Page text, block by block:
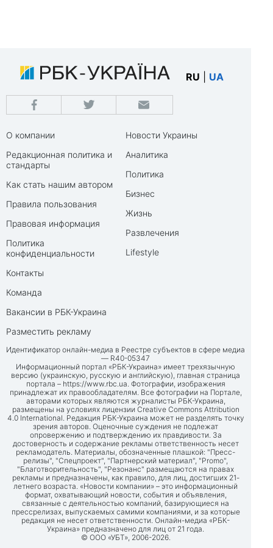
RU UA
О компании
Редакционная политика и
стандарты
Как стать нашим автором
Правила пользования
Правовая информация
Политика
конфиденциальности
Контакты
Команда
Вакансии в РБК-Украина
Разместить рекламу
Новости Украины
Аналитика
Политика
Бизнес
Жизнь
Развлечения
Lifestyle
Идентификатор онлайн-медиа в Реестре субъектов в сфере медиа
— R40-05347
Информационный портал «РБК-Украина» имеет трехязычную
версию (украинскую, русскую и английскую), главная страница
портала – https://www.rbc.ua . Фотографии, изображения
принадлежат их правообладателям. Все фотографии на Портале,
авторами которых являются журналисты РБК-Украина,
размещены на условиях лицензии Creative Commons Attribution
4.0 International. Редакция РБК-Украина может не разделять точку
зрения авторов. Оценочные суждения не подлежат
опровержению и подтверждению их правдивости. За
достоверность и содержание рекламы ответственность несет
рекламодатель. Материалы, обозначенные плашкой: "Пресс-
релизы", "Спецпроект", "Партнерский материал", "Promo",
"Благотворительность", "Резонанс" размещаются на правах
рекламы и предназначены, как правило, для лиц, достигших 21-
летнего возраста. «Новости компании» – это информационный
формат, охватывающий новости, события и объявления,
связанные с деятельностью компаний, базирующиеся на
прессрелизах, выпускаемых самими компаниями, и за которые
редакция не несет ответственности. Онлайн-медиа «РБК-
Украина» предназначено для лиц от 21 года.
© ООО «УБТ», 2006-2026.